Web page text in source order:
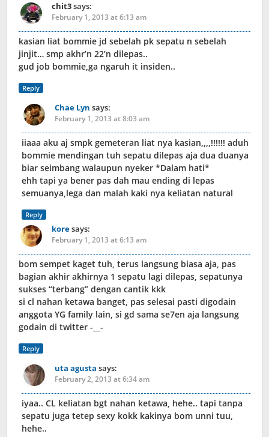
chit3says:
February 1, 2013 at 6:13 am
kasian liat bommie jd sebelah pk sepatu n sebelah
jinjit… smp akhr’n 22’n dilepas..
gud job bommie,ga ngaruh it insiden..
Reply
Chae Lyn says:
February 1, 2013 at 8:03 am
iiaaa aku aj smpk gemeteran liat nya kasian,,,,!!!!!! aduh
bommie mendingan tuh sepatu dilepas aja dua duanya
biar seimbang walaupun nyeker *Dalam hati*
ehh tapi ya bener pas dah mau ending di lepas
semuanya,lega dan malah kaki nya keliatan natural
Reply
koresays:
February 1, 2013 at 6:13 am
bom sempet kaget tuh, terus langsung biasa aja, pas
bagian akhir akhirnya 1 sepatu lagi dilepas, sepatunya
sukses “terbang” dengan cantik kkk
si cl nahan ketawa banget, pas selesai pasti digodain
anggota YG family lain, si gd sama se7en aja langsung
godain di twitter -__-
Reply
uta agusta says:
February 2, 2013 at 6:34 am
iyaa.. CL keliatan bgt nahan ketawa, hehe.. tapi tanpa
sepatu juga tetep sexy kokk kakinya bom unni tuu,
hehe..